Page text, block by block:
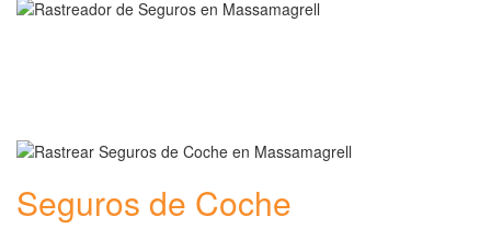
Seguros de Coche